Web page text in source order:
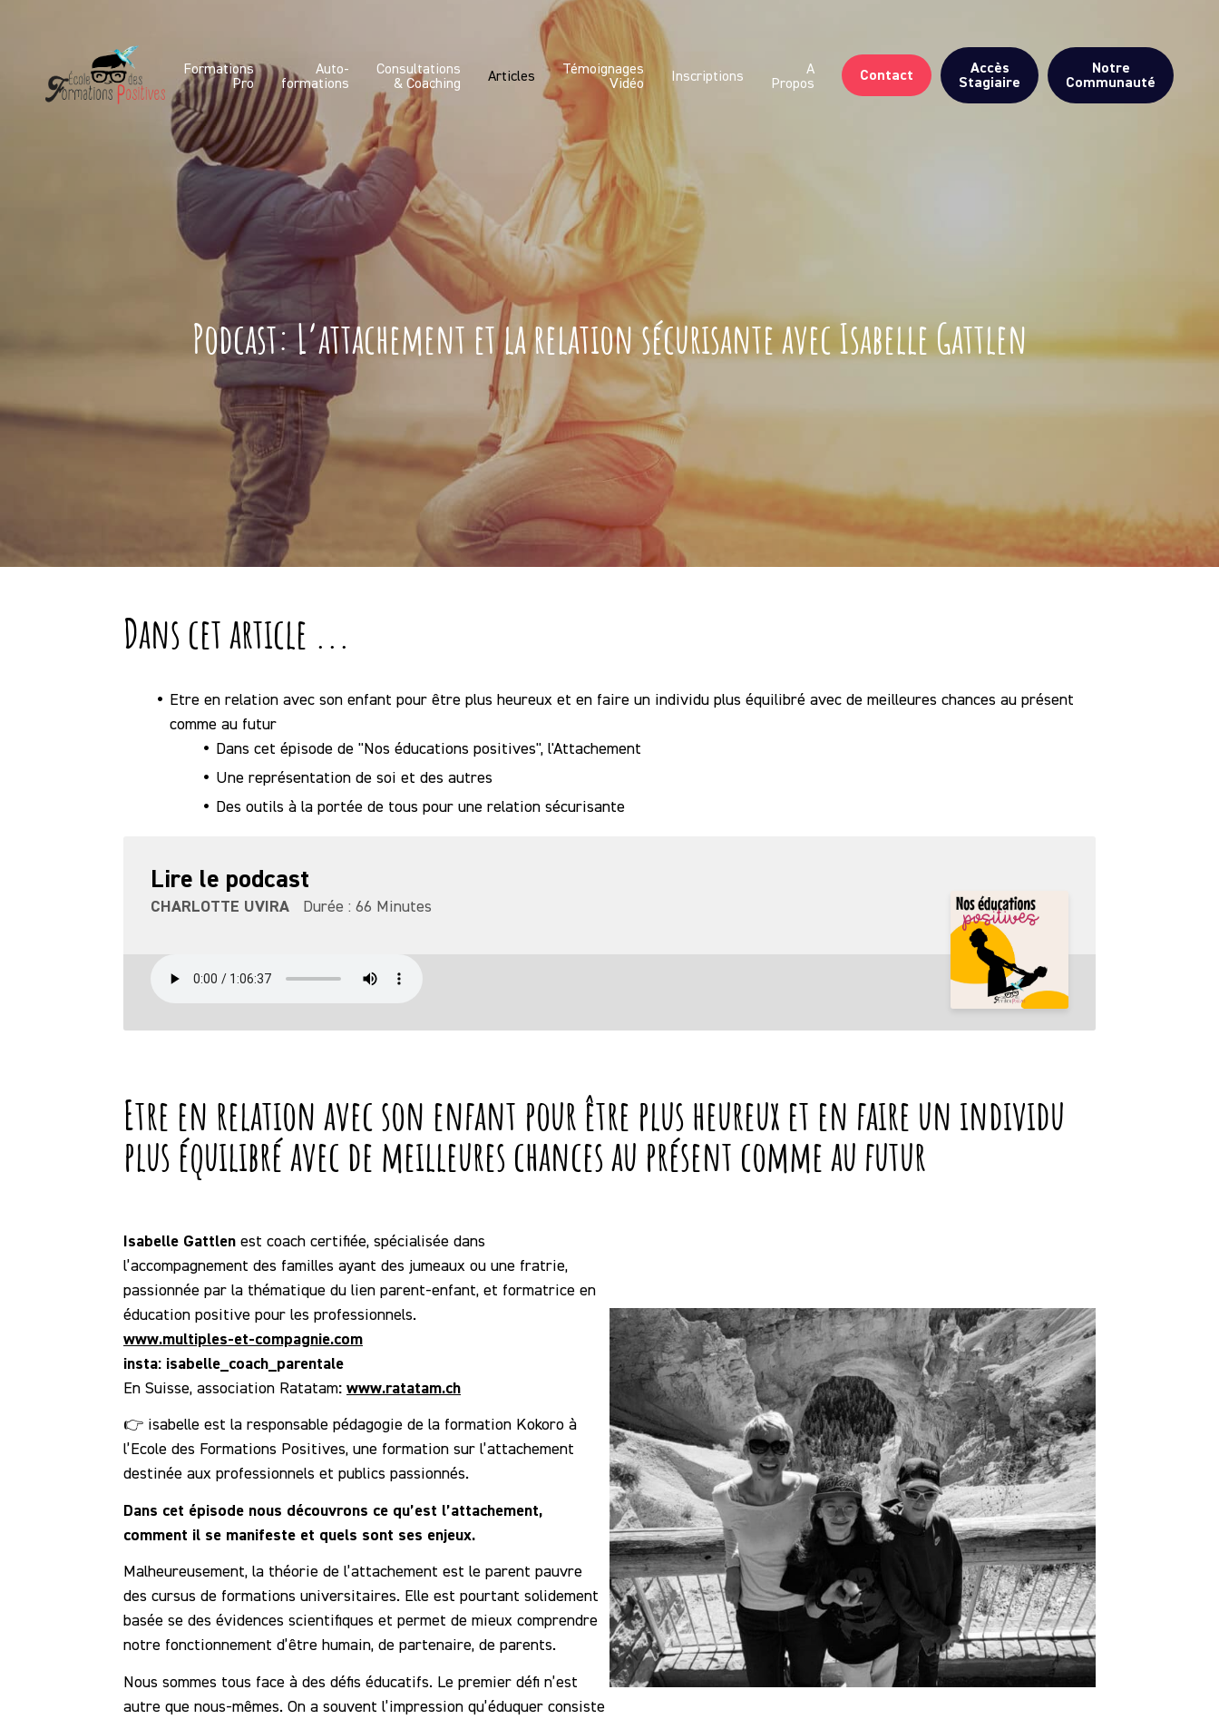
Formations
Pro
Auto-
formations
Consultations
& Coaching
Articles
Témoignages
Vidéo
Inscriptions
A
Propos
Contact Accès
Stagiaire
Notre
Communauté
Podcast: L’attachement et la relation sécurisante avec Isabelle Gattlen
Dans cet article ...
Etre en relation avec son enfant pour être plus heureux et en faire un individu plus équilibré avec de meilleures chances au présent
comme au futur
Dans cet épisode de "Nos éducations positives", l'Attachement
Une représentation de soi et des autres
Des outils à la portée de tous pour une relation sécurisante
Lire le podcast
CHARLOTTE UVIRA Durée : 66 Minutes
Etre en relation avec son enfant pour être plus heureux et en faire un individu
plus équilibré avec de meilleures chances au présent comme au futur
Isabelle Gattlen est coach certifiée, spécialisée dans
l’accompagnement des familles ayant des jumeaux ou une fratrie,
passionnée par la thématique du lien parent-enfant, et formatrice en
éducation positive pour les professionnels.
www.multiples-et-compagnie.com
insta: isabelle_coach_parentale
En Suisse, association Ratatam: www.ratatam.ch
👉 isabelle est la responsable pédagogie de la formation Kokoro à
l’Ecole des Formations Positives, une formation sur l’attachement
destinée aux professionnels et publics passionnés.
Dans cet épisode nous découvrons ce qu’est l’attachement,
comment il se manifeste et quels sont ses enjeux.
Malheureusement, la théorie de l’attachement est le parent pauvre
des cursus de formations universitaires. Elle est pourtant solidement
basée se des évidences scientifiques et permet de mieux comprendre
notre fonctionnement d’être humain, de partenaire, de parents.
Nous sommes tous face à des défis éducatifs. Le premier défi n’est
autre que nous-mêmes. On a souvent l’impression qu’éduquer consiste